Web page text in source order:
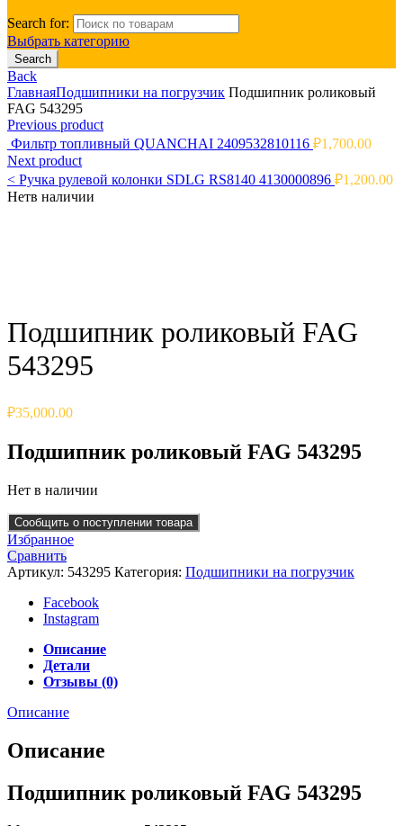
Search for:
Выбрать категорию
Search
Back
ГлавнаяПодшипники на погрузчик Подшипник роликовый
FAG 543295
Previous product
Фильтр топливный QUANCHAI 2409532810116 ₽1,700.00
Next product
< Ручка рулевой колонки SDLG RS8140 4130000896 ₽1,200.00
Нетв наличии
Подшипник роликовый FAG
543295
₽35,000.00
Подшипник роликовый FAG 543295
Нет в наличии
Сообщить о поступлении товара
Избранное
Сравнить
Артикул: 543295 Категория: Подшипники на погрузчик
Facebook
Instagram
Описание
Детали
Отзывы (0)
Описание
Описание
Подшипник роликовый FAG 543295